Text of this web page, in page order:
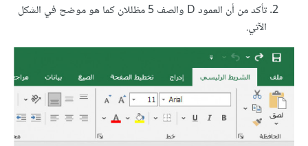
تأكد من أن العمود D والصف 5 مظللان كما هو موضح في الشكل
الآتي.